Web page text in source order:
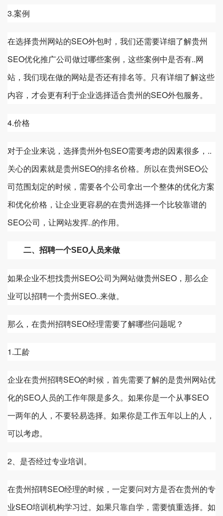
3.案例
在选择贵州网站的SEO外包时，我们还需要详细了解贵州
SEO优化推广公司做过哪些案例，这些案例中是否有..网
站，我们现在做的网站是否还有排名等。只有详细了解这些
内容，才会更有利于企业选择适合贵州的SEO外包服务。
4.价格
对于企业来说，选择贵州外包SEO需要考虑的因素很多，..
关心的因素就是贵州SEO的排名价格。所以在贵州SEO公
司范围划定的时候，需要各个公司拿出一个整体的优化方案
和优化价格，让企业更容易的在贵州选择一个比较靠谱的
SEO公司，让网站发挥..的作用。
二、招聘一个SEO人员来做
如果企业不想找贵州SEO公司为网站做贵州SEO，那么企
业可以招聘一个贵州SEO..来做。
那么，在贵州招聘SEO经理需要了解哪些问题呢？
1.工龄
企业在贵州招聘SEO的时候，首先需要了解的是贵州网站优
化的SEO人员的工作年限是多久。如果你是一个从事SEO
一两年的人，不要轻易选择。如果你是工作五年以上的人，
可以考虑。
2、是否经过专业培训。
在贵州招聘SEO经理的时候，一定要问对方是否在贵州的专
业SEO培训机构学习过。如果只靠自学，需要慎重选择。如